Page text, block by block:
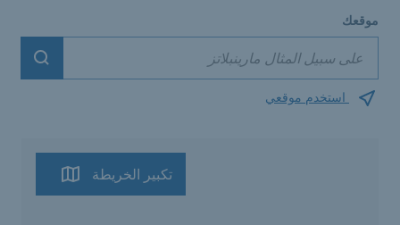
موقعك
استخدم موقعي
تكبير الخريطة